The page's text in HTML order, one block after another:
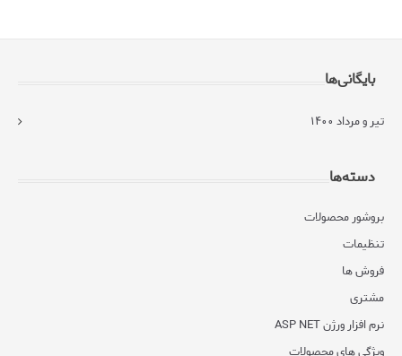
بایگانی‌ها
تیر و مرداد ۱۴۰۰
دسته‌ها
بروشور محصولات
تنظیمات
فروش ها
مشتری
نرم افزار ورژن ASP NET
ویژگی های محصولات